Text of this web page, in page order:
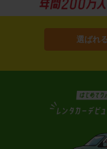
選ばれ